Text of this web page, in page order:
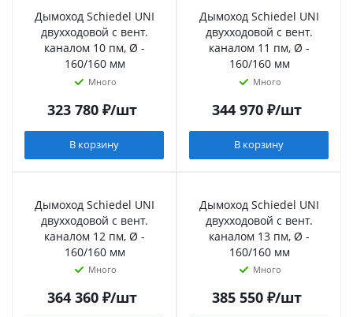
Дымоход Schiedel UNI
двухходовой с вент.
каналом 10 пм, Ø -
160/160 мм
Много
323 780₽/шт
В корзину
Дымоход Schiedel UNI
двухходовой с вент.
каналом 11 пм, Ø -
160/160 мм
Много
344 970₽/шт
В корзину
Дымоход Schiedel UNI
двухходовой с вент.
каналом 12 пм, Ø -
160/160 мм
Много
364 360₽/шт
Дымоход Schiedel UNI
двухходовой с вент.
каналом 13 пм, Ø -
160/160 мм
Много
385 550₽/шт